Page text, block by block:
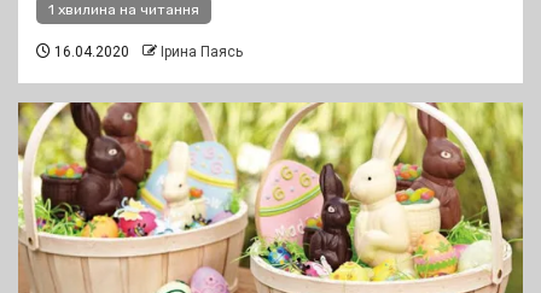
1 хвилина на читання
16.04.2020 Ірина Паясь